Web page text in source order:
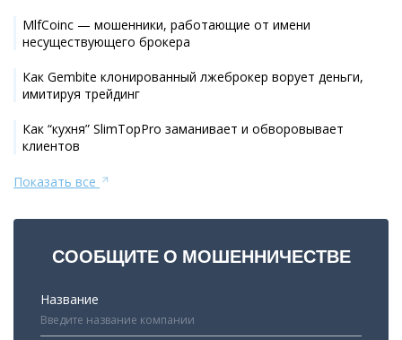
MlfCoinc — мошенники, работающие от имени
несуществующего брокера
Как Gembite клонированный лжеброкер ворует деньги,
имитируя трейдинг
Как “кухня” SlimTopPro заманивает и обворовывает
клиентов
Показать все
СООБЩИТЕ О МОШЕННИЧЕСТВЕ
Название